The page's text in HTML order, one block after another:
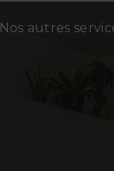
Nos autres